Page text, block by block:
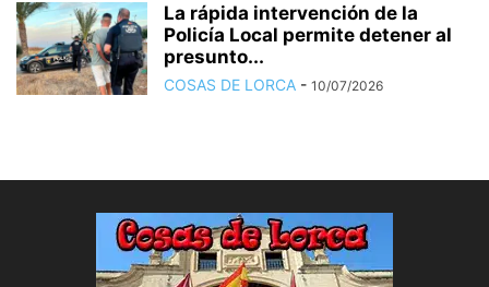
La rápida intervención de la
Policía Local permite detener al
presunto...
COSAS DE LORCA - 10/07/2026